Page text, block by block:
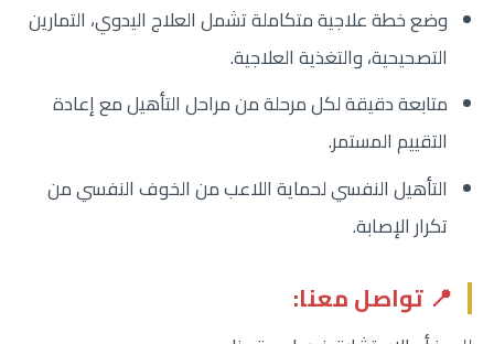
وضع خطة علاجية متكاملة تشمل العلاج اليدوي، التمارين
التصحيحية، والتغذية العلاجية.
متابعة دقيقة لكل مرحلة من مراحل التأهيل مع إعادة
التقييم المستمر.
التأهيل النفسي لحماية اللاعب من الخوف النفسي من
تكرار الإصابة.
📍 تواصل معنا: